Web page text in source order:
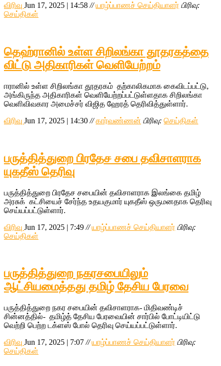
விரிவு Jun 17, 2025 | 14:58 // யாழ்ப்பாணச் செய்தியாளர் பிரிவு:
செய்திகள்
தெஹ்ரானில் உள்ள சிறிலங்கா தூதரகத்தை
விட்டு அதிகாரிகள் வெளியேற்றம்
ஈரானில் உள்ள சிறிலங்கா தூதரகம் தற்காலிகமாக கைவிடப்பட்டு,
அங்கிருந்த அதிகாரிகள் வெளியேற்றப்பட்டுள்ளதாக சிறிலங்கா
வெளிவிவகார அமைச்சர் விஜித ஹேரத் தெரிவித்துள்ளார்.
விரிவு Jun 17, 2025 | 14:30 // கார்வண்ணன் பிரிவு: செய்திகள்
பருத்தித்துறை பிரதேச சபை தவிசாளராக
யுகதீஸ் தெரிவு
பருத்தித்துறை பிரதேச சபையின் தவிசாளராக இலங்கை தமிழ்
அரசுக் கட்சியைச் சேர்ந்த உதயகுமார் யுகதீஸ் ஒருமனதாக தெரிவு
செய்யப்பட்டுள்ளார்.
விரிவு Jun 17, 2025 | 7:49 // யாழ்ப்பாணச் செய்தியாளர் பிரிவு:
செய்திகள்
பருத்தித்துறை நகரசபையிலும்
ஆட்சியமைத்தது தமிழ் தேசிய பேரவை
பருத்தித்துறை நகர சபையின் தவிசாளராக- மிதிவண்டிச்
சின்னத்தில்- தமிழ்த் தேசிய பேரவையின் சார்பில் போட்டியிட்டு
வெற்றி பெற்ற டக்ளஸ் போல் தெரிவு செய்யப்பட்டுள்ளார்.
விரிவு Jun 17, 2025 | 7:07 // யாழ்ப்பாணச் செய்தியாளர் பிரிவு:
செய்திகள்